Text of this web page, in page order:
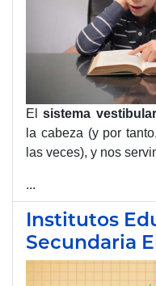
Elsistema vestibular
la cabeza (y por
las veces), y nos
...
Institutos
Secundaria